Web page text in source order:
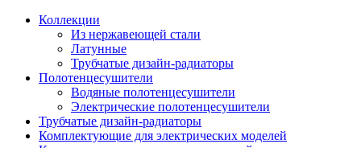
Коллекции
Из нержавеющей стали
Латунные
Трубчатые дизайн-радиаторы
Полотенцесушители
Водяные полотенцесушители
Электрические полотенцесушители
Трубчатые дизайн-радиаторы
Комплектующие для электрических моделей